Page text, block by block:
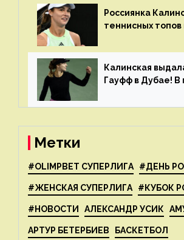
Россиянка
теннисных топов
рейтинга
Калинская
Гауфф в Дубае! В
Свёнтек
Метки
#OLIMPBET СУПЕРЛИГА #ДЕНЬ
#ЖЕНСКАЯ СУПЕРЛИГА #КУБОК
#НОВОСТИ АЛЕКСАНДР УСИК
АРТУР БЕТЕРБИЕВ БАСКЕТБОЛ